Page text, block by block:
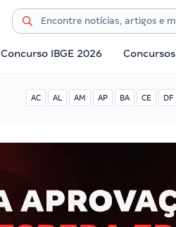
Concurso IBGE 2026 Concursos
AC AL AM AP BA CE DF